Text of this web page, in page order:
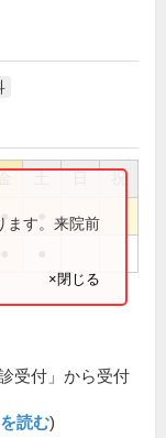
祝
●ます。来院前
×閉じる
受付」から受付
読む)